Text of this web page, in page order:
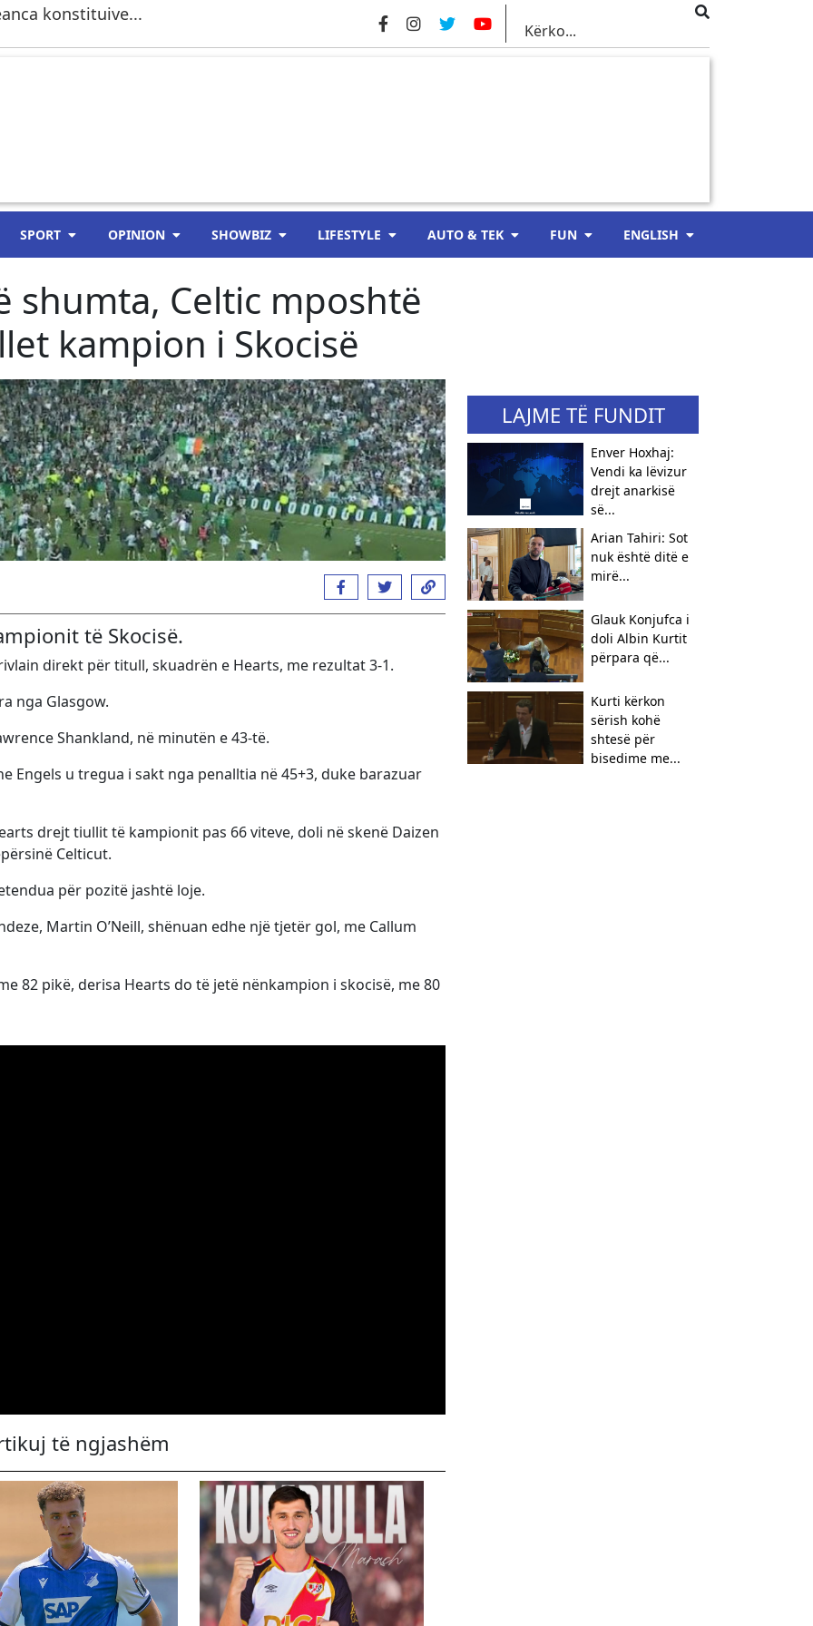
konstituive...
SPORT OPINION SHOWBIZ LIFESTYLE AUTO & TEK FUN ENGLISH
shumta, Celtic mposhtë
kampion i Skocisë
të Skocisë.
direkt për titull, skuadrën e Hearts, me rezultat 3-1.
nga Glasgow.
Shankland, në minutën e 43-të.
Engels u tregua i sakt nga penalltia në 45+3, duke barazuar
drejt tiullit të kampionit pas 66 viteve, doli në skenë Daizen
Celticut.
për pozitë jashtë loje.
Martin O’Neill, shënuan edhe një tjetër gol, me Callum
82 pikë, derisa Hearts do të jetë nënkampion i skocisë, me 80
të ngjashëm
LAJME TË FUNDIT
Enver Hoxhaj:
Vendi ka lëvizur
drejt anarkisë
së...
Arian Tahiri: Sot
nuk është ditë e
mirë...
Glauk Konjufca i
doli Albin Kurtit
përpara që...
Kurti kërkon
sërish kohë
shtesë për
bisedime me...